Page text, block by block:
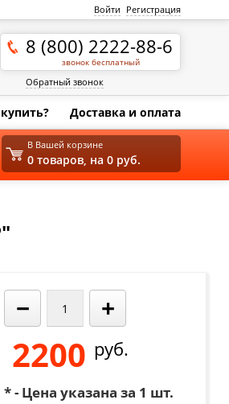
Войти Регистрация
8 (800) 2222-88-6
звонок бесплатный
Обратный звонок
Доставка и оплата
− +
2200 руб.
* - Цена указана за 1 шт.
В Вашей корзине
0 товаров, на 0 руб.